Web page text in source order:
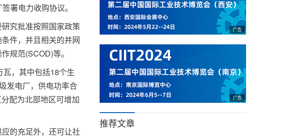
署电力收购协议。
究批准按照国家政策
件，并且相关的并网
规范(SCOD)等。
，其中包括18个生
发电厂，供电功率合
配为北部地区可增加
的充足外，还可让社
推荐文章